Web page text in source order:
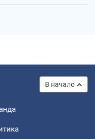
В начало